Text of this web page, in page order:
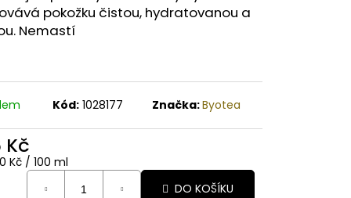
pokožku čistou, hydratovanou a
Nemastí
Kód: 1028177 Značka:Byotea
Kč
Kč / 100 ml
DO KOŠÍKU
PAPAYA ORGANICKÉ
BAMBUCKÉ MÁSLO